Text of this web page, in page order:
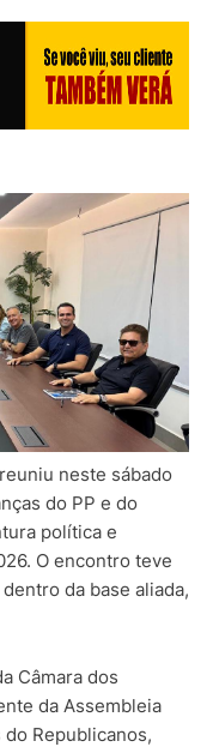
neste sábado
do PP e do
política e
O encontro teve
da base aliada,
Câmara dos
da Assembleia
Republicanos,